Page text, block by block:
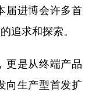
进博会许多首
追求和探索。
是从终端产品
向生产型首发扩